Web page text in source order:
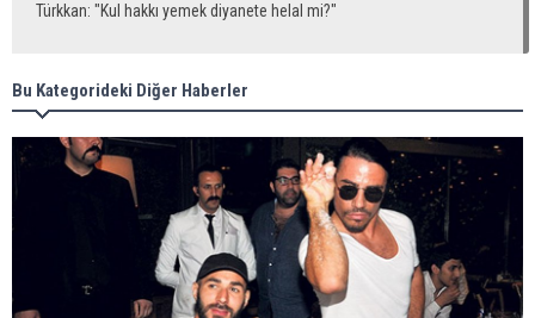
Türkkan: "Kul hakkı yemek diyanete helal mi?"
Bu Kategorideki Diğer Haberler